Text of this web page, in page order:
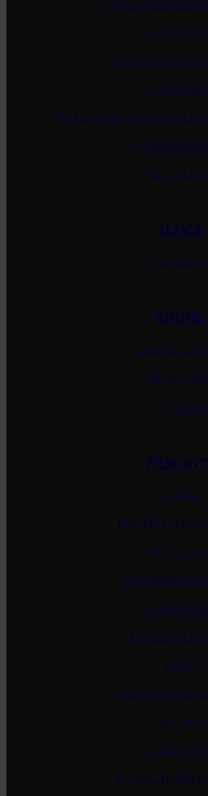
Ch. Malescot
Ch.
Ch. Mouton
Ch.
Ch. Pichon Longueville
Ch. Rauzan
Ch. Talbot
ALSACE
Trimbach
RHONE
Pierre
Vincent
J. L. Chave
Azelia
Fratelli
G. D. Vajra
Giovanni
Guido
Rivella
Vietti
Bartolo
Brovia
E. Pira Chiara